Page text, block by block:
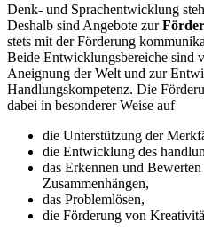
Denk- und Sprachentwicklung
Deshalb sind Angebote zur
stets mit der Förderung
Beide Entwicklungsbereiche sind
Aneignung der Welt und zur
Handlungskompetenz. Die
dabei in besonderer Weise auf
die Unterstützung der
die Entwicklung des
das Erkennen und
Zusammenhängen,
das Problemlösen,
die Förderung von